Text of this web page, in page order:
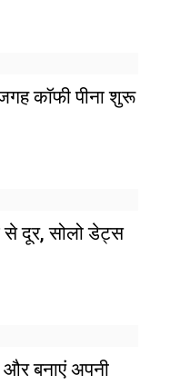
कॉफी पीना शुरू
दूर, सोलो डेट्स
बनाएं अपनी